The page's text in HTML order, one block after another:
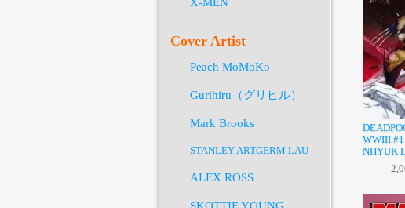
WWIII
NHYUK
Cover Artist
Peach MoMoKo
Gurihiru（グリヒル）
Mark Brooks
STANLEY ARTGERM LAU
ALEX ROSS
SKOTTIE YOUNG